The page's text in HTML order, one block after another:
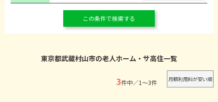
この条件で検索する
東京都武蔵村山市の老人ホーム・サ高住一覧
3件中／1～3件